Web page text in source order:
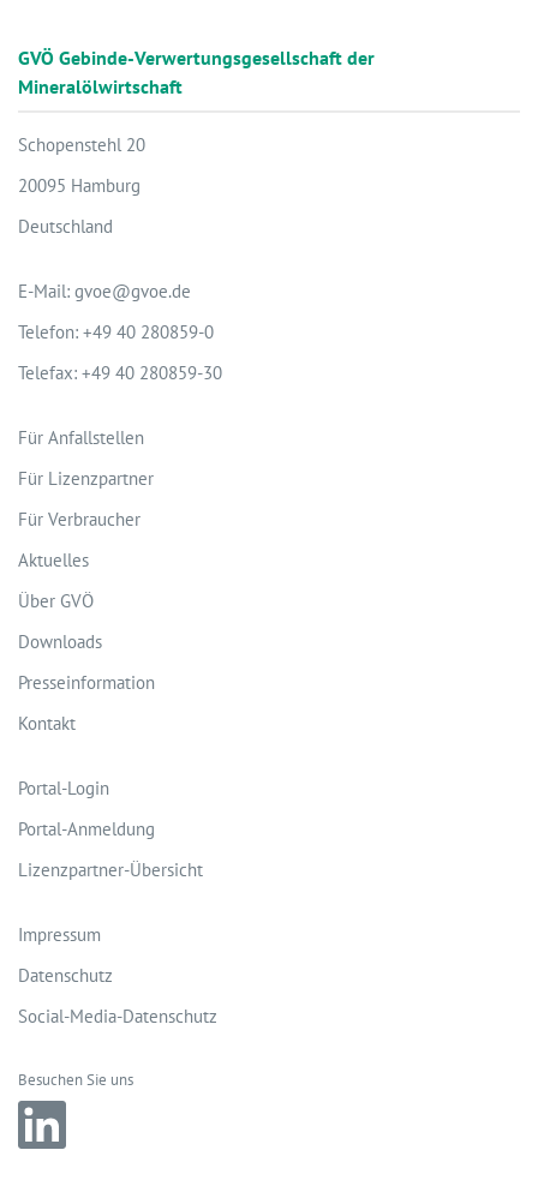
GVÖ Gebinde-Verwertungsgesellschaft der
Mineralölwirtschaft
Schopenstehl 20
20095 Hamburg
Deutschland
E-Mail: gvoe@gvoe.de
Telefon: +49 40 280859-0
Telefax: +49 40 280859-30
Für Anfallstellen
Für Lizenzpartner
Für Verbraucher
Aktuelles
Über GVÖ
Downloads
Presseinformation
Kontakt
Portal-Login
Portal-Anmeldung
Lizenzpartner-Übersicht
Impressum
Datenschutz
Social-Media-Datenschutz
Besuchen Sie uns